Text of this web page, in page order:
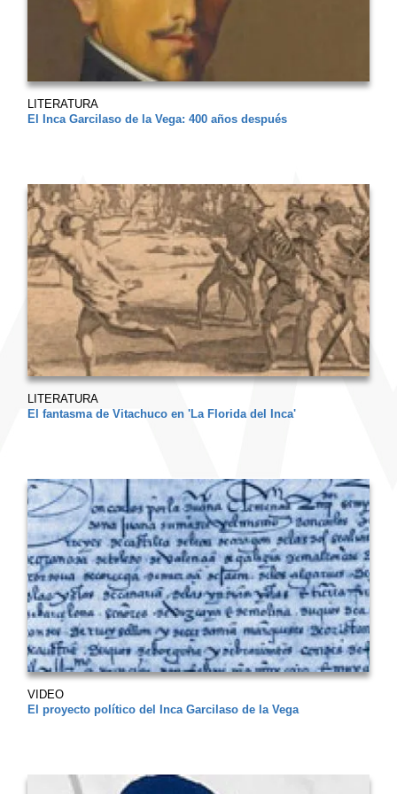
LITERATURA
El Inca Garcilaso de la Vega: 400 años después
LITERATURA
El fantasma de Vitachuco en 'La Florida del Inca'
VIDEO
El proyecto político del Inca Garcilaso de la Vega